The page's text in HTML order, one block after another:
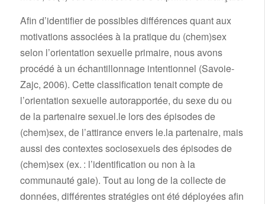
Afin d’identifier de possibles différences quant aux
motivations associées à la pratique du (chem)sex
selon l’orientation sexuelle primaire, nous avons
procédé à un échantillonnage intentionnel (Savoie-
Zajc, 2006). Cette classification tenait compte de
l’orientation sexuelle autorapportée, du sexe du ou
de la partenaire sexuel.le lors des épisodes de
(chem)sex, de l’attirance envers le.la partenaire, mais
aussi des contextes sociosexuels des épisodes de
(chem)sex (ex. : l’identification ou non à la
communauté gaie). Tout au long de la collecte de
données, différentes stratégies ont été déployées afin